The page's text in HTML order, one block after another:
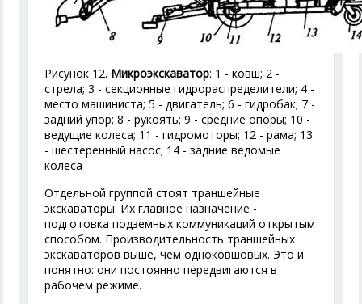
Рисунок 12. Микроэкскаватор: 1 - ковш; 2 -
стрела; 3 - секционные гидрораспределители; 4 -
место машиниста; 5 - двигатель; 6 - гидробак; 7 -
задний упор; 8 - рукоять; 9 - средние опоры; 10 -
ведущие колеса; 11 - гидромоторы; 12 - рама; 13
- шестеренный насос; 14 - задние ведомые
колеса
Отдельной группой стоят траншейные
экскаваторы. Их главное назначение -
подготовка подземных коммуникаций открытым
способом. Производительность траншейных
экскаваторов выше, чем одноковшовых. Это и
понятно: они постоянно передвигаются в
рабочем режиме.